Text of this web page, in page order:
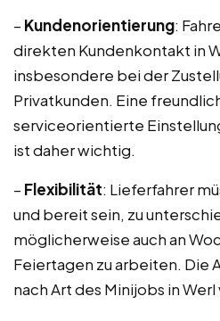
– Kundenorientierung:
direkten Kundenkontakt in
insbesondere bei der
Privatkunden. Eine
serviceorientierte
ist daher wichtig.
– Flexibilität: Lieferfahrer
und bereit sein, zu
möglicherweise auch an
Feiertagen zu arbeiten. Die
nach Art des Minijobs in Werl